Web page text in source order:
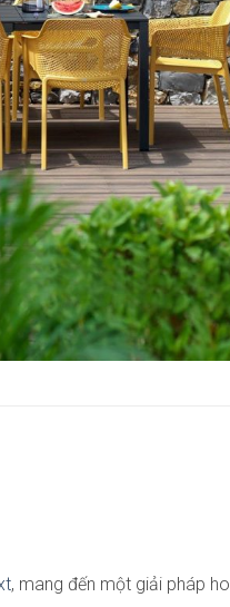
, mang đến một giải pháp